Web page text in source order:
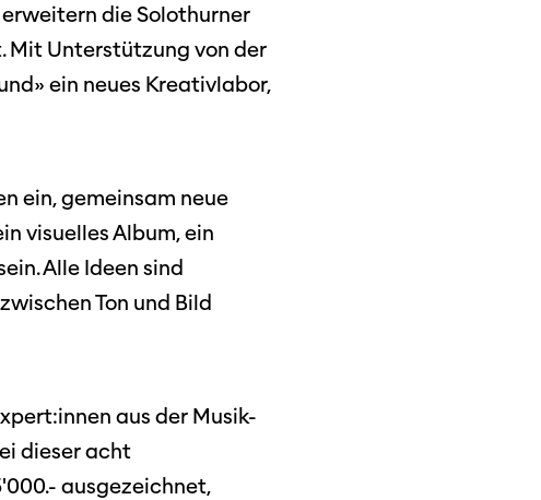
die Solothurner
Mit Unterstützung von der
ein neues Kreativlabor,
ein, gemeinsam neue
visuelles Album, ein
Alle Ideen sind
Ton und Bild
aus der Musik-
dieser acht
ausgezeichnet,